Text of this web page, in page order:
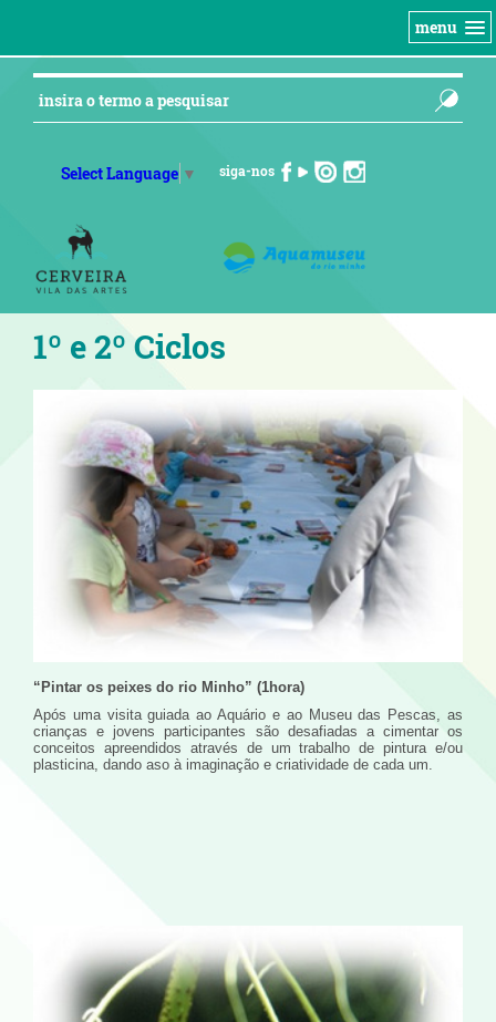
menu
Select Language ▼ siga-nos
1º e 2º Ciclos
“Pintar os peixes do rio Minho” (1hora)
Após uma visita guiada ao Aquário e ao Museu das Pescas, as
crianças e jovens participantes são desafiadas a cimentar os
conceitos apreendidos através de um trabalho de pintura e/ou
plasticina, dando aso à imaginação e criatividade de cada um.